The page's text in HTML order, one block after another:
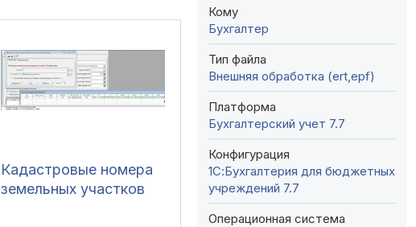
Кадастровые номера
земельных участков
Кому
Бухгалтер
Тип файла
Внешняя обработка (ert,epf)
Платформа
Бухгалтерский учет 7.7
Конфигурация
1С:Бухгалтерия для бюджетных
учреждений 7.7
Операционная система